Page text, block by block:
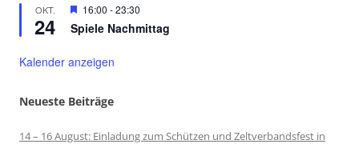
OKT.
24
Hervorgehoben
16:00 -23:30
Spiele Nachmittag
Kalender anzeigen
Neueste Beiträge
14 – 16 August: Einladung zum Schützen und Zeltverbandsfest in